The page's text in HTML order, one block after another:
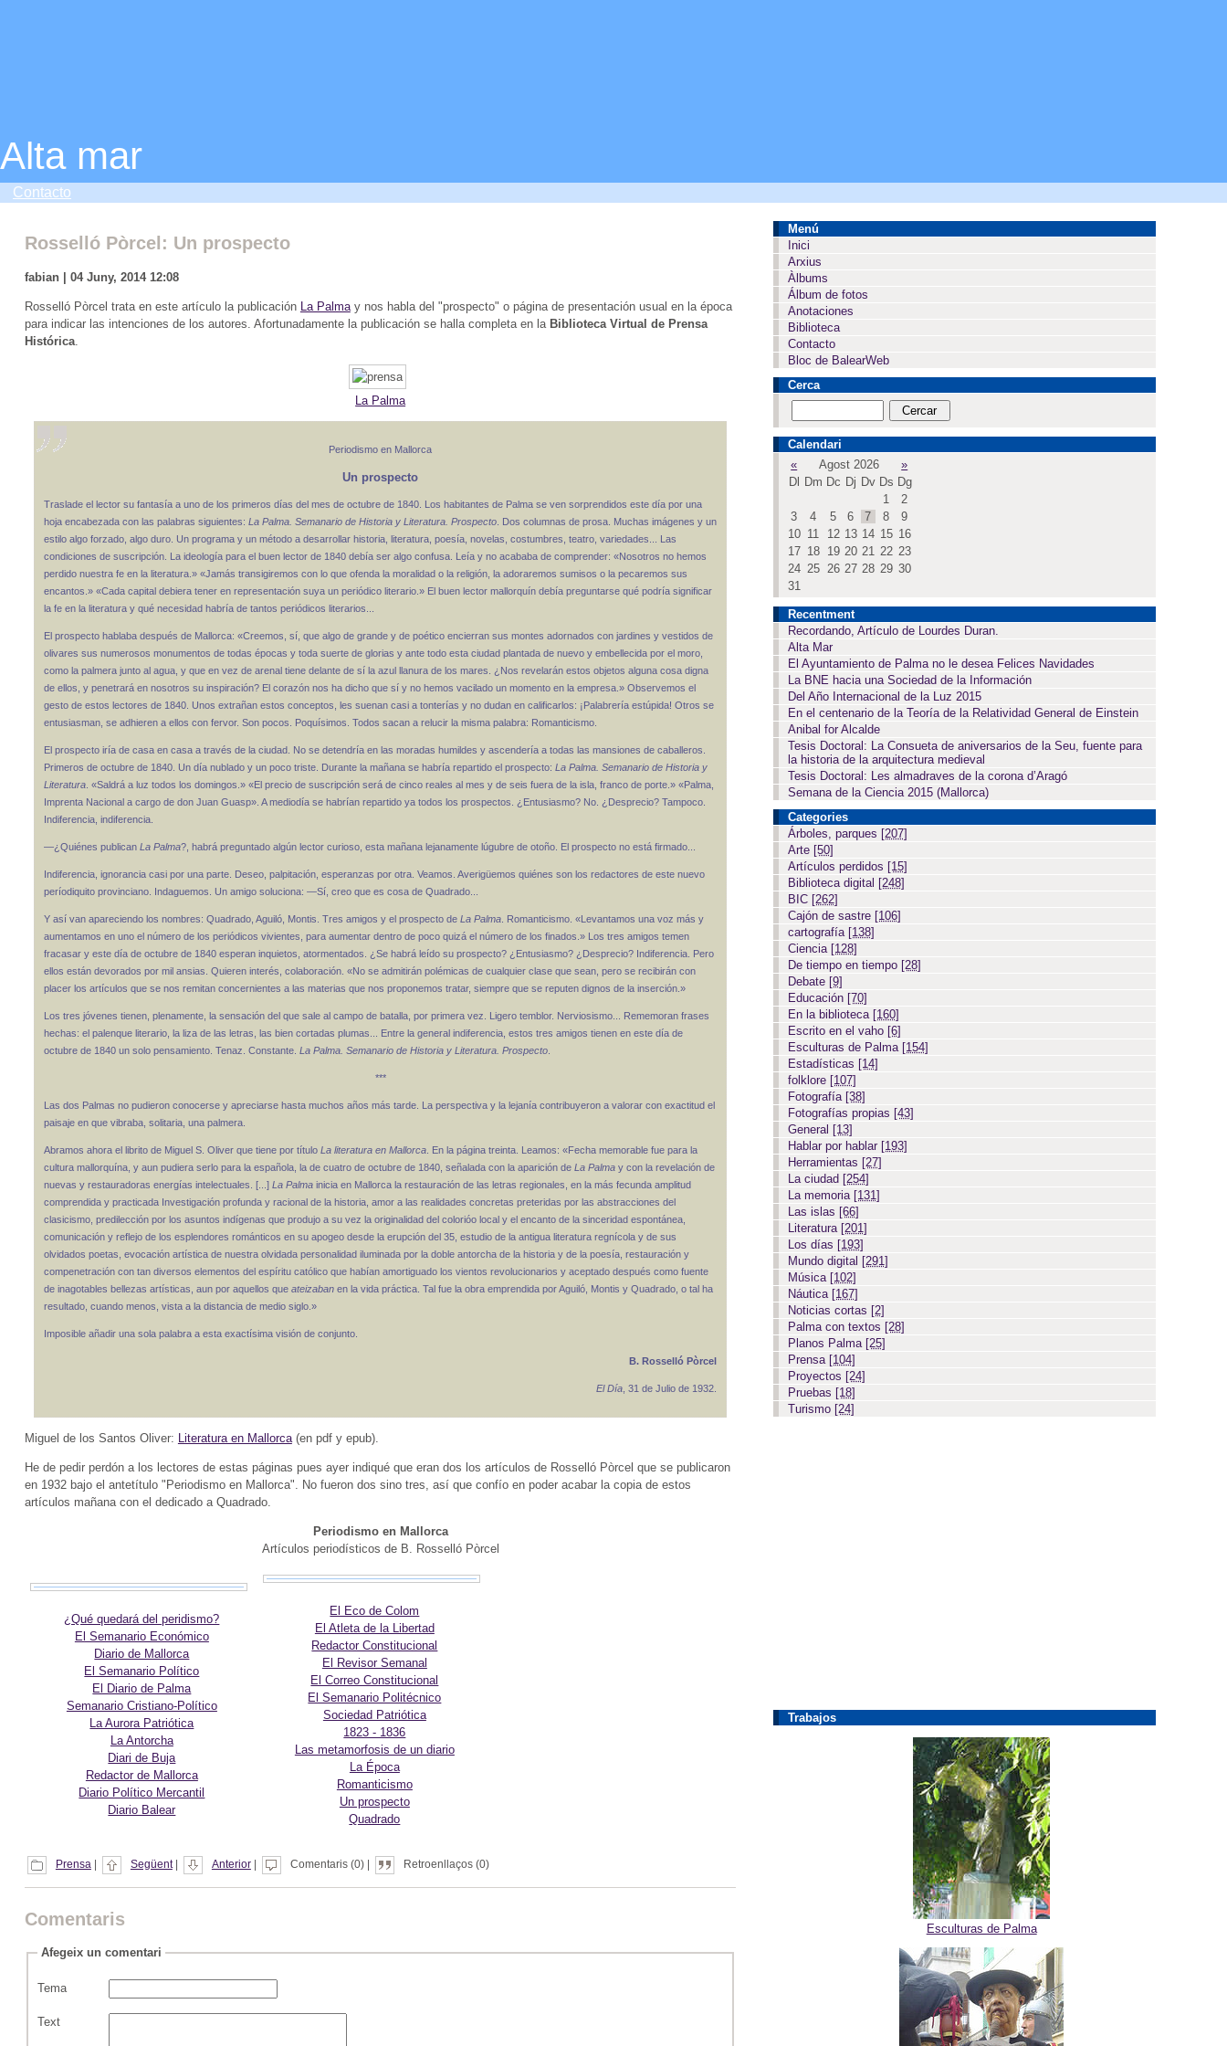
Alta mar
Contacto
Rosselló Pòrcel: Un prospecto
fabian | 04 Juny, 2014 12:08
Rosselló Pòrcel trata en este artículo la publicación La Palmay nos habla del "prospecto" o página de presentación usual en la época
para indicar las intenciones de los autores. Afortunadamente la publicación se halla completa en la Biblioteca Virtual de Prensa
Histórica.
La Palma
Periodismo en Mallorca
Un prospecto
Traslade el lector su fantasía a uno de los primeros días del mes de octubre de 1840. Los habitantes de Palma se ven sorprendidos este día por una
hoja encabezada con las palabras siguientes: La Palma. Semanario de Historia y Literatura. Prospecto. Dos columnas de prosa. Muchas imágenes y un
estilo algo forzado, algo duro. Un programa y un método a desarrollar historia, literatura, poesía, novelas, costumbres, teatro, variedades... Las
condiciones de suscripción. La ideología para el buen lector de 1840 debía ser algo confusa. Leía y no acababa de comprender: «Nosotros no hemos
perdido nuestra fe en la literatura.» «Jamás transigiremos con lo que ofenda la moralidad o la religión, la adoraremos sumisos o la pecaremos sus
encantos.» «Cada capital debiera tener en representación suya un periódico literario.» El buen lector mallorquín debía preguntarse qué podría significar
la fe en la literatura y qué necesidad habría de tantos periódicos literarios...
El prospecto hablaba después de Mallorca: «Creemos, sí, que algo de grande y de poético encierran sus montes adornados con jardines y vestidos de
olivares sus numerosos monumentos de todas épocas y toda suerte de glorias y ante todo esta ciudad plantada de nuevo y embellecida por el moro,
como la palmera junto al agua, y que en vez de arenal tiene delante de sí la azul llanura de los mares. ¿Nos revelarán estos objetos alguna cosa digna
de ellos, y penetrará en nosotros su inspiración? El corazón nos ha dicho que sí y no hemos vacilado un momento en la empresa.» Observemos el
gesto de estos lectores de 1840. Unos extrañan estos conceptos, les suenan casi a tonterías y no dudan en calificarlos: ¡Palabrería estúpida! Otros se
entusiasman, se adhieren a ellos con fervor. Son pocos. Poquísimos. Todos sacan a relucir la misma palabra: Romanticismo.
El prospecto iría de casa en casa a través de la ciudad. No se detendría en las moradas humildes y ascendería a todas las mansiones de caballeros.
Primeros de octubre de 1840. Un día nublado y un poco triste. Durante la mañana se habría repartido el prospecto: La Palma. Semanario de Historia y
Literatura. «Saldrá a luz todos los domingos.» «El precio de suscripción será de cinco reales al mes y de seis fuera de la isla, franco de porte.» «Palma,
Imprenta Nacional a cargo de don Juan Guasp». A mediodía se habrían repartido ya todos los prospectos. ¿Entusiasmo? No. ¿Desprecio? Tampoco.
Indiferencia, indiferencia.
—¿Quiénes publican La Palma?, habrá preguntado algún lector curioso, esta mañana lejanamente lúgubre de otoño. El prospecto no está firmado...
Indiferencia, ignorancia casi por una parte. Deseo, palpitación, esperanzas por otra. Veamos. Averigüemos quiénes son los redactores de este nuevo
períodiquito provinciano. Indaguemos. Un amigo soluciona: —Sí, creo que es cosa de Quadrado...
Y así van apareciendo los nombres: Quadrado, Aguiló, Montis. Tres amigos y el prospecto de La Palma. Romanticismo. «Levantamos una voz más y
aumentamos en uno el número de los periódicos vivientes, para aumentar dentro de poco quizá el número de los finados.» Los tres amigos temen
fracasar y este día de octubre de 1840 esperan inquietos, atormentados. ¿Se habrá leído su prospecto? ¿Entusiasmo? ¿Desprecio? Indiferencia. Pero
ellos están devorados por mil ansias. Quieren interés, colaboración. «No se admitirán polémicas de cualquier clase que sean, pero se recibirán con
placer los artículos que se nos remitan concernientes a las materias que nos proponemos tratar, siempre que se reputen dignos de la inserción.»
Los tres jóvenes tienen, plenamente, la sensación del que sale al campo de batalla, por primera vez. Ligero temblor. Nerviosismo... Rememoran frases
hechas: el palenque literario, la liza de las letras, las bien cortadas plumas... Entre la general indiferencia, estos tres amigos tienen en este día de
octubre de 1840 un solo pensamiento. Tenaz. Constante. La Palma. Semanario de Historia y Literatura. Prospecto.
***
Las dos Palmas no pudieron conocerse y apreciarse hasta muchos años más tarde. La perspectiva y la lejanía contribuyeron a valorar con exactitud el
paisaje en que vibraba, solitaria, una palmera.
Abramos ahora el librito de Miguel S. Oliver que tiene por título La literatura en Mallorca. En la página treinta. Leamos: «Fecha memorable fue para la
cultura mallorquína, y aun pudiera serlo para la española, la de cuatro de octubre de 1840, señalada con la aparición de La Palmay con la revelación de
nuevas y restauradoras energías intelectuales. [...] La Palmainicia en Mallorca la restauración de las letras regionales, en la más fecunda amplitud
comprendida y practicada Investigación profunda y racional de la historia, amor a las realidades concretas preteridas por las abstracciones del
clasicismo, predilección por los asuntos indígenas que produjo a su vez la originalidad del colorióo local y el encanto de la sinceridad espontánea,
comunicación y reflejo de los esplendores románticos en su apogeo desde la erupción del 35, estudio de la antigua literatura regnícola y de sus
olvidados poetas, evocación artística de nuestra olvidada personalidad iluminada por la doble antorcha de la historia y de la poesía, restauración y
compenetración con tan diversos elementos del espíritu católico que habían amortiguado los vientos revolucionarios y aceptado después como fuente
de inagotables bellezas artísticas, aun por aquellos que ateizabanen la vida práctica. Tal fue la obra emprendida por Aguiló, Montis y Quadrado, o tal ha
resultado, cuando menos, vista a la distancia de medio siglo.»
Imposible añadir una sola palabra a esta exactísima visión de conjunto.
B. Rosselló Pòrcel
El Día , 31 de Julio de 1932.
Miguel de los Santos Oliver: Literatura en Mallorca(en pdf y epub).
He de pedir perdón a los lectores de estas páginas pues ayer indiqué que eran dos los artículos de Rosselló Pòrcel que se publicaron
en 1932 bajo el antetítulo "Periodismo en Mallorca". No fueron dos sino tres, así que confío en poder acabar la copia de estos
artículos mañana con el dedicado a Quadrado.
Periodismo en Mallorca
Artículos periodísticos de B. Rosselló Pòrcel
¿Qué quedará del peridismo?
El Semanario Económico
Diario de Mallorca
El Semanario Político
El Diario de Palma
Semanario Cristiano-Político
La Aurora Patriótica
La Antorcha
Diari de Buja
Redactor de Mallorca
Diario Político Mercantil
Diario Balear
El Eco de Colom
El Atleta de la Libertad
Redactor Constitucional
El Revisor Semanal
El Correo Constitucional
El Semanario Politécnico
Sociedad Patriótica
1823 - 1836
Las metamorfosis de un diario
La Época
Romanticismo
Un prospecto
Quadrado
Prensa | Següent| Anterior| Comentaris (0) | Retroenllaços (0)
Comentaris
Afegeix un comentari
Tema
Text
Menú
Inici
Arxius
Àlbums
Álbum de fotos
Anotaciones
Biblioteca
Contacto
Bloc de BalearWeb
Cerca
Calendari
«
Agost 2026
»
Dl
Dm Dc Dj Dv Ds Dg
1
2
3
4 5 6 7 8
9
10 11 12 13 14 15 16
17 18 19 20 21 22 23
24 25 26 27 28 29 30
31
Recentment
Recordando, Artículo de Lourdes Duran.
Alta Mar
El Ayuntamiento de Palma no le desea Felices Navidades
La BNE hacia una Sociedad de la Información
Del Año Internacional de la Luz 2015
En el centenario de la Teoría de la Relatividad General de Einstein
Anibal for Alcalde
Tesis Doctoral: La Consueta de aniversarios de la Seu, fuente para
la historia de la arquitectura medieval
Tesis Doctoral: Les almadraves de la corona d’Aragó
Semana de la Ciencia 2015 (Mallorca)
Categories
Árboles, parques [207]
Arte [50]
Artículos perdidos [15]
Biblioteca digital [248]
BIC [262]
Cajón de sastre [106]
cartografía [138]
Ciencia [128]
De tiempo en tiempo [28]
Debate [9]
Educación [70]
En la biblioteca [160]
Escrito en el vaho [6]
Esculturas de Palma [154]
Estadísticas [14]
folklore [107]
Fotografía [38]
Fotografías propias [43]
General [13]
Hablar por hablar [193]
Herramientas [27]
La ciudad [254]
La memoria [131]
Las islas [66]
Literatura [201]
Los días [193]
Mundo digital [291]
Música [102]
Náutica [167]
Noticias cortas [2]
Palma con textos [28]
Planos Palma [25]
Prensa [104]
Proyectos [24]
Pruebas [18]
Turismo [24]
Trabajos
Esculturas de Palma